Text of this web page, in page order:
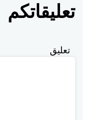
تعليقاتكم
تعليق